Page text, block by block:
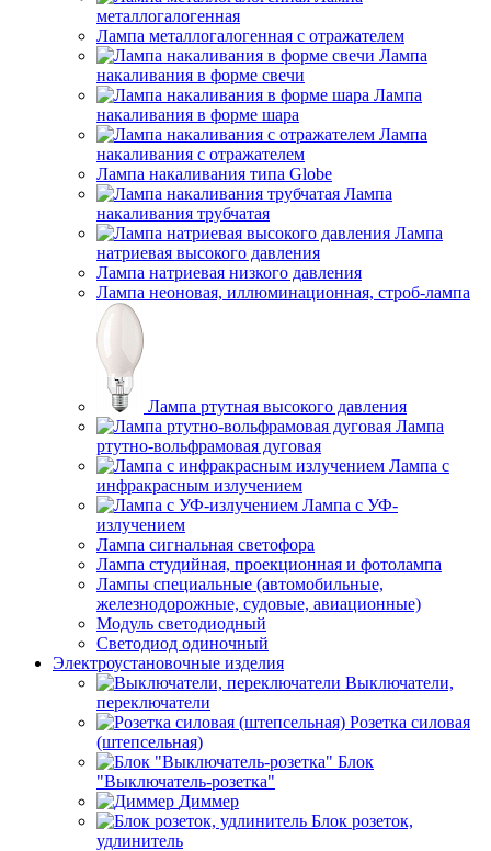
металлогалогенная
Лампа металлогалогенная с отражателем
Лампа
накаливания в форме свечи
Лампа
накаливания в форме шара
Лампа
накаливания с отражателем
Лампа накаливания типа Globe
Лампа
накаливания трубчатая
Лампа
натриевая высокого давления
Лампа натриевая низкого давления
Лампа неоновая, иллюминационная, строб-лампа
Лампа ртутная высокого давления
Лампа
ртутно-вольфрамовая дуговая
Лампа с
инфракрасным излучением
Лампа с УФ-
излучением
Лампа сигнальная светофора
Лампа студийная, проекционная и фотолампа
Лампы специальные (автомобильные,
железнодорожные, судовые, авиационные)
Модуль светодиодный
Светодиод одиночный
Электроустановочные изделия
Выключатели,
переключатели
Розетка силовая
(штепсельная)
Блок
"Выключатель-розетка"
Диммер
Блок розеток,
удлинитель